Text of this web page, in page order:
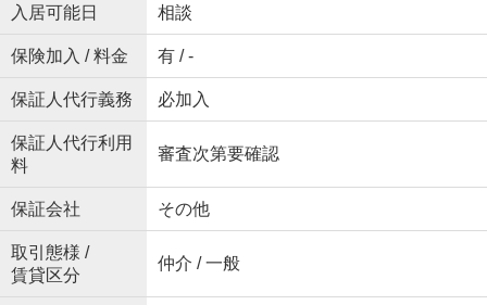
入居可能日 相談
保険加入 / 料金 有 / -
保証人代行義務 必加入
保証人代行利用
料
審査次第要確認
保証会社 その他
取引態様 /
賃貸区分
仲介 / 一般